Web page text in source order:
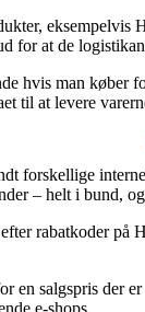
for at de
hvis man
til at levere
forskellige
– helt i bund,
rabatkoder
en salgspris
e-shops.